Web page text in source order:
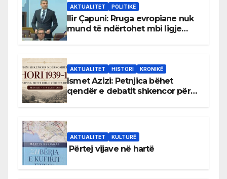
AKTUALITET POLITIKË
Ilir Çapuni: Rruga evropiane nuk
mund të ndërtohet mbi ligje
AKTUALITET HISTORI KRONIKË
Ismet Azizi: Petnjica bëhet
qendër e debatit shkencor për
AKTUALITET KULTURË
Përtej vijave në hartë